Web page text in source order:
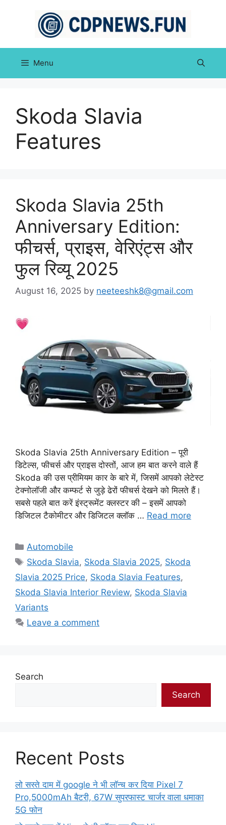
Menu
Skoda Slavia
Features
Skoda Slavia 25th
Anniversary Edition:
फीचर्स, प्राइस, वेरिएंट्स और
फुल रिव्यू 2025
August 16, 2025 by neeteeshk8@gmail.com
Skoda Slavia 25th Anniversary Edition – पूरी
डिटेल्स, फीचर्स और प्राइस दोस्तों, आज हम बात करने वाले हैं
Skoda की उस प्रीमियम कार के बारे में, जिसमें आपको लेटेस्ट
टेक्नोलॉजी और कम्फर्ट से जुड़े ढेरों फीचर्स देखने को मिलते हैं।
सबसे पहले बात करें इंस्ट्रूमेंट क्लस्टर की – इसमें आपको
डिजिटल टैकोमीटर और डिजिटल क्लॉक … Read more
Categories
Automobile
Tags
Skoda Slavia, Skoda Slavia 2025, Skoda
Slavia 2025 Price, Skoda Slavia Features,
Skoda Slavia Interior Review, Skoda Slavia
Variants
Leave a comment
Search
Search
Recent Posts
लो सस्ते दाम में google ने भी लॉन्च कर दिया Pixel 7
Pro,5000mAh बैटरी, 67W सुपरफास्ट चार्जर वाला धमाका
5G फोन